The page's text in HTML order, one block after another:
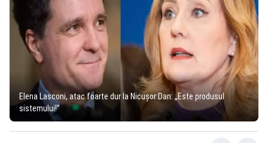
Elena Lasconi, atac foarte dur la Nicușor Dan: „Este produsul
sistemului!”